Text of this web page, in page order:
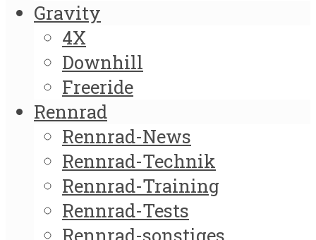
Gravity
4X
Downhill
Freeride
Rennrad
Rennrad-News
Rennrad-Technik
Rennrad-Training
Rennrad-Tests
Rennrad-sonstiges